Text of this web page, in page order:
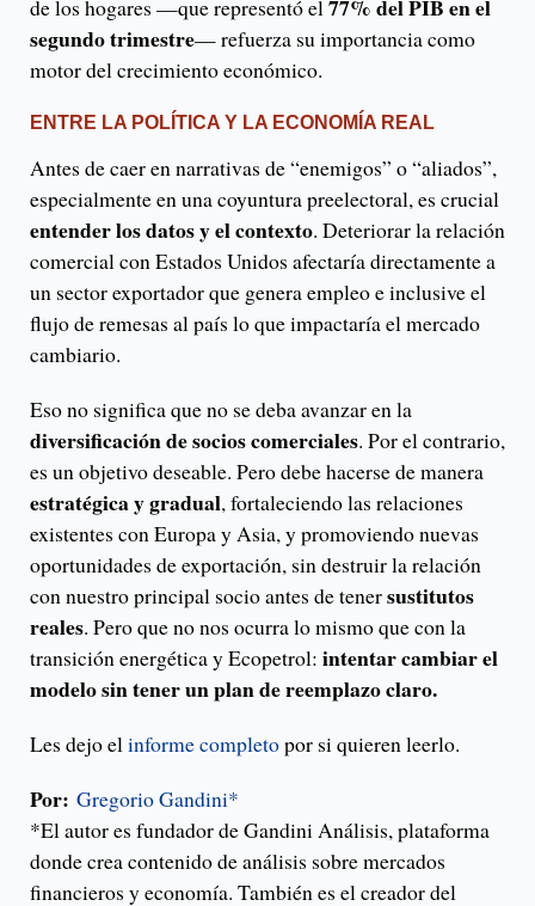
de los hogares —que representó el77% del PIB en el
segundo trimestre— refuerza su importancia como
motor del crecimiento económico.
ENTRE LA POLÍTICA Y LA ECONOMÍA REAL
Antes de caer en narrativas de “enemigos” o “aliados”,
especialmente en una coyuntura preelectoral, es crucial
entender los datos y el contexto. Deteriorar la relación
comercial con Estados Unidos afectaría directamente a
un sector exportador que genera empleo e inclusive el
flujo de remesas al país lo que impactaría el mercado
cambiario.
Eso no significa que no se deba avanzar en la
diversificación de socios comerciales. Por el contrario,
es un objetivo deseable. Pero debe hacerse de manera
estratégica y gradual, fortaleciendo las relaciones
existentes con Europa y Asia, y promoviendo nuevas
oportunidades de exportación, sin destruir la relación
con nuestro principal socio antes de tenersustitutos
reales. Pero que no nos ocurra lo mismo que con la
transición energética y Ecopetrol: intentar cambiar el
modelo sin tener un plan de reemplazo claro.
Les dejo elinforme completopor si quieren leerlo.
Por: Gregorio Gandini*
*El autor es fundador de Gandini Análisis, plataforma
donde crea contenido de análisis sobre mercados
financieros y economía. También es el creador del